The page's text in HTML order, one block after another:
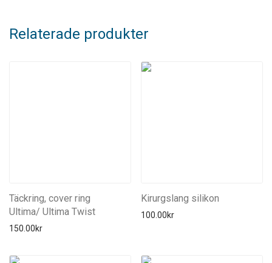
Relaterade produkter
Täckring, cover ring
Ultima/ Ultima Twist
150.00kr
Kirurgslang silikon
100.00kr